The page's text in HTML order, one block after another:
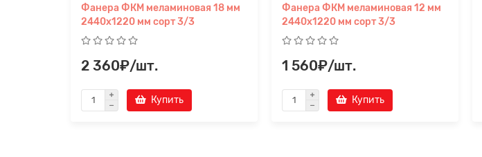
Фанера ФКМ меламиновая 18 мм
2440х1220 мм сорт 3/3
2 360₽/шт.
Купить
Фанера ФКМ меламиновая 12 мм
2440х1220 мм сорт 3/3
1 560₽/шт.
Купить